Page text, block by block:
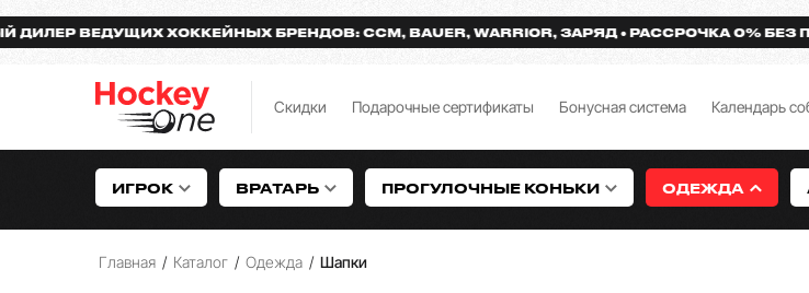
ВЕДУЩИХ ХОККЕЙНЫХ БРЕНДОВ: CCM, BAUER, WARRIOR, ЗАРЯД РАССРОЧКА 0% БЕЗ
Скидки Подарочные сертификаты Бонусная система Календарь
ИГРОК ВРАТАРЬ ПРОГУЛОЧНЫЕ КОНЬКИ ОДЕЖДА
Главная / Каталог / Одежда / Шапки